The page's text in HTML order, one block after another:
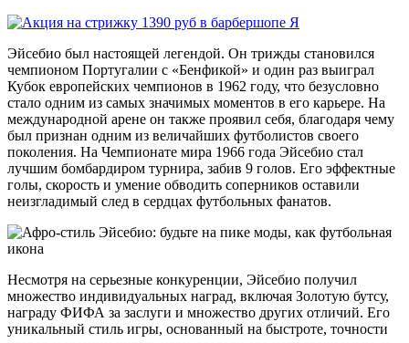
Эйсебио был настоящей легендой. Он трижды становился
чемпионом Португалии с «Бенфикой» и один раз выиграл
Кубок европейских чемпионов в 1962 году, что безусловно
стало одним из самых значимых моментов в его карьере. На
международной арене он также проявил себя, благодаря чему
был признан одним из величайших футболистов своего
поколения. На Чемпионате мира 1966 года Эйсебио стал
лучшим бомбардиром турнира, забив 9 голов. Его эффектные
голы, скорость и умение обводить соперников оставили
неизгладимый след в сердцах футбольных фанатов.
Несмотря на серьезные конкуренции, Эйсебио получил
множество индивидуальных наград, включая Золотую бутсу,
награду ФИФА за заслуги и множество других отличий. Его
уникальный стиль игры, основанный на быстроте, точности